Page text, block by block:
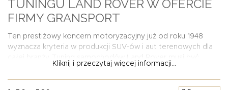
O NAS
USŁUGI
KONTAKT
TUNINGU LAND ROVER W OFERCIE
FIRMY GRANSPORT
Ten prestiżowy koncern motoryzacyjny już od roku 1948
wyznacza kryteria w produkcji SUV-ów i aut terenowych dla
równie luksusowy i świetnie wykonany co same pojazdy tej
brytyjskiej marki. W związku z tym podejmując współpracę w
Kliknij i przeczytaj więcej informacji...